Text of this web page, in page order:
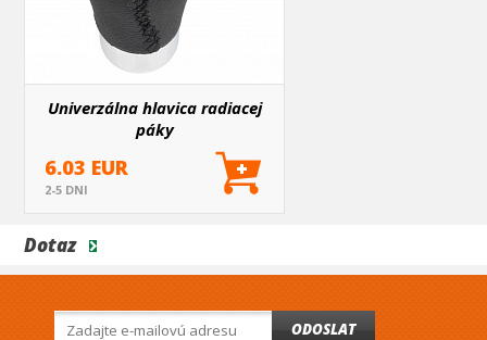
Univerzálna hlavica radiacej
páky
6.03 EUR
2-5 DNI
Dotaz
ODOSLAT